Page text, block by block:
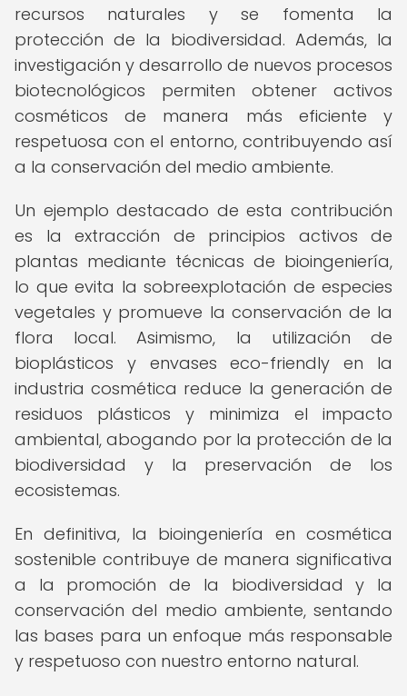
recursos naturales y se fomenta la
protección de la biodiversidad. Además, la
investigación y desarrollo de nuevos procesos
biotecnológicos permiten obtener activos
cosméticos de manera más eficiente y
respetuosa con el entorno, contribuyendo así
a la conservación del medio ambiente.
Un ejemplo destacado de esta contribución
es la extracción de principios activos de
plantas mediante técnicas de bioingeniería,
lo que evita la sobreexplotación de especies
vegetales y promueve la conservación de la
flora local. Asimismo, la utilización de
bioplásticos y envases eco-friendly en la
industria cosmética reduce la generación de
residuos plásticos y minimiza el impacto
ambiental, abogando por la protección de la
biodiversidad y la preservación de los
ecosistemas.
En definitiva, la bioingeniería en cosmética
sostenible contribuye de manera significativa
a la promoción de la biodiversidad y la
conservación del medio ambiente, sentando
las bases para un enfoque más responsable
y respetuoso con nuestro entorno natural.